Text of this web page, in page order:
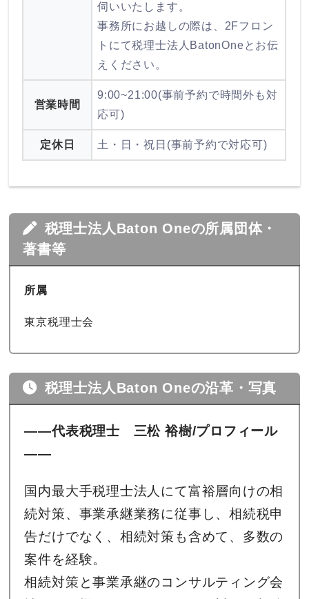
伺いいたします。
事務所にお越しの際は、2Fフロン
トにて税理士法人BatonOneとお伝
えください。
営業時間
9:00~21:00(事前予約で時間外も対
応可)
定休日 土・日・祝日(事前予約で対応可)
税理士法人Baton Oneの所属団体・
著書等
所属
東京税理士会
税理士法人Baton Oneの沿革・写真
――代表税理士 三松 裕樹/プロフィール
――
国内最大手税理士法人にて富裕層向けの相
続対策、事業承継業務に従事し、相続税申
告だけでなく、相続対策も含めて、多数の
案件を経験。
相続対策と事業承継のコンサルティング会